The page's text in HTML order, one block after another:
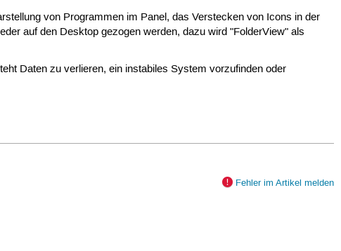
von Programmen im Panel, das Verstecken von Icons in der
auf den Desktop gezogen werden, dazu wird "FolderView" als
Daten zu verlieren, ein instabiles System vorzufinden oder
Fehler im Artikel melden